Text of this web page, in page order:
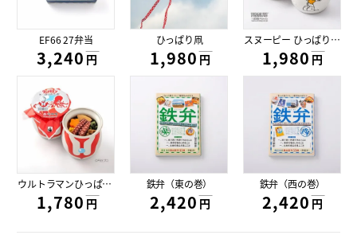
EF66 27弁当
3,240円
円
ひっぱり凧
1,980円
円
スヌーピー ひっぱりだこ飯
1,980円
円
ウルトラマンひっぱりだこ飯
1,780円
円
鉄弁（東の巻）
2,420円
円
鉄弁（西の巻）
2,420円
円